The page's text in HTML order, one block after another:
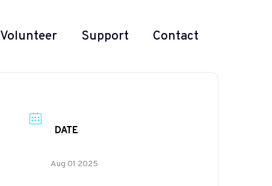
Volunteer Support Contact
DATE
Aug 01 2025